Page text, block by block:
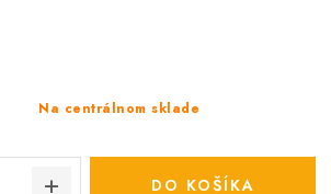
Na centrálnom sklade
DO KOŠÍKA